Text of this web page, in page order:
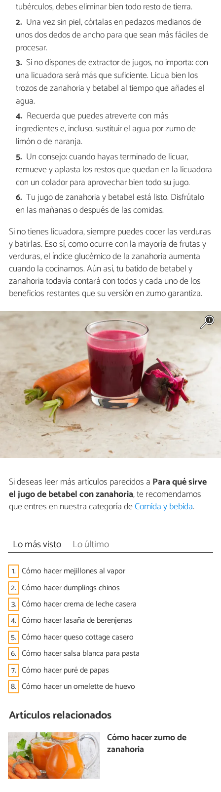
tubérculos, debes eliminar bien todo resto de tierra.
Una vez sin piel, córtalas en pedazos medianos de
unos dos dedos de ancho para que sean más fáciles de
procesar.
Si no dispones de extractor de jugos, no importa: con
una licuadora será más que suficiente. Licua bien los
trozos de zanahoria y betabel al tiempo que añades el
agua.
Recuerda que puedes atreverte con más
ingredientes e, incluso, sustituir el agua por zumo de
limón o de naranja.
Un consejo: cuando hayas terminado de licuar,
remueve y aplasta los restos que quedan en la licuadora
con un colador para aprovechar bien todo su jugo.
Tu jugo de zanahoria y betabel está listo. Disfrútalo
en las mañanas o después de las comidas.
Si no tienes licuadora, siempre puedes cocer las verduras
y batirlas. Eso sí, como ocurre con la mayoría de frutas y
verduras, el índice glucémico de la zanahoria aumenta
cuando la cocinamos. Aún así, tu batido de betabel y
zanahoria todavía contará con todos y cada uno de los
beneficios restantes que su versión en zumo garantiza.
Si deseas leer más artículos parecidos a Para qué sirve
el jugo de betabel con zanahoria, te recomendamos
que entres en nuestra categoría deComida y bebida.
Lo más visto Lo último
1. Cómo hacer mejillones al vapor
2. Cómo hacer dumplings chinos
3. Cómo hacer crema de leche casera
4. Cómo hacer lasaña de berenjenas
5. Cómo hacer queso cottage casero
6. Cómo hacer salsa blanca para pasta
7. Cómo hacer puré de papas
8. Cómo hacer un omelette de huevo
Artículos relacionados
Cómo hacer zumo de
zanahoria